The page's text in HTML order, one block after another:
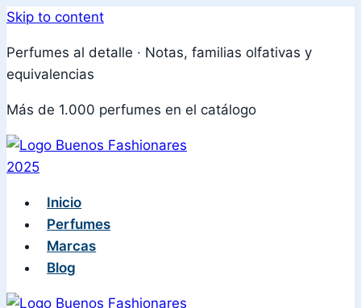
Skip to content
Perfumes al detalle · Notas, familias olfativas y
equivalencias
Más de 1.000 perfumes en el catálogo
Inicio
Perfumes
Marcas
Blog